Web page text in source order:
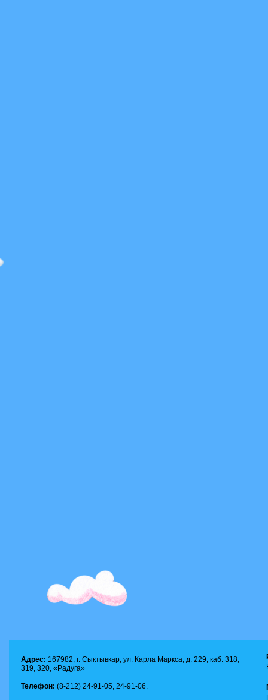
Адрес: 167982, г. Сыктывкар, ул. Карла Маркса, д. 229, каб. 318,
319, 320, «Радуга»
Телефон: (8-212) 24-91-05, 24-91-06.